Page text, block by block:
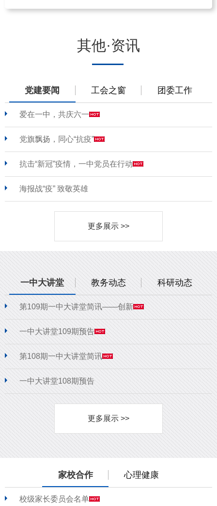
其他·资讯
党建要闻 工会之窗 团委工作
爱在一中，共庆六一
党旗飘扬，同心“抗疫”
抗击“新冠”疫情，一中党员在行动
海报战“疫” 致敬英雄
更多展示 >>
一中大讲堂 教务动态 科研动态
第109期一中大讲堂简讯——创新
一中大讲堂109期预告
第108期一中大讲堂简讯
一中大讲堂108期预告
更多展示 >>
家校合作 心理健康
校级家长委员会名单